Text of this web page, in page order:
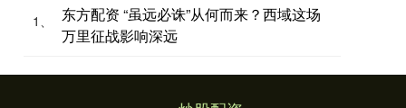
1、
东方配资 “虽远必诛”从何而来？西域这场
万里征战影响深远